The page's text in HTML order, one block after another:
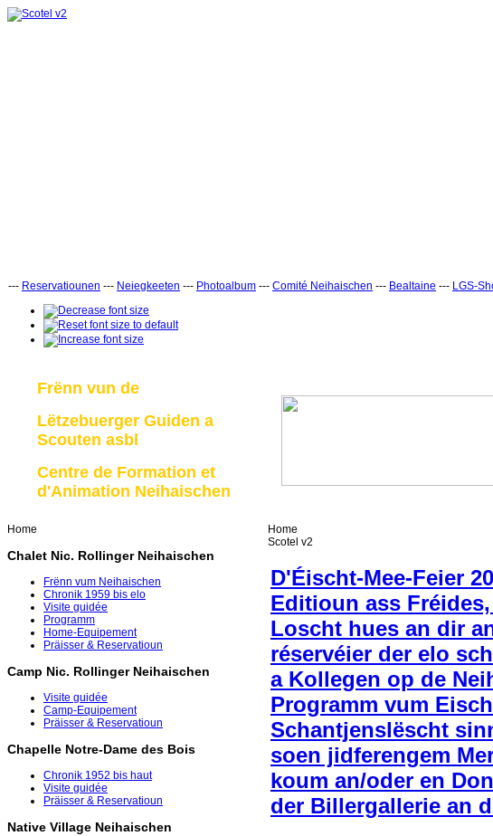
--- Reservatiounen --- Neiegkeeten --- Photoalbum --- Comité Neihaischen --- Bealtaine --- LGS-
Frënn vun de
Lëtzebuerger Guiden a
Scouten asbl
Centre de Formation et
d'Animation Neihaischen
Home
Chalet Nic. Rollinger Neihaischen
Frënn vum Neihaischen
Chronik 1959 bis elo
Visite guidée
Programm
Home-Equipement
Präisser & Reservatioun
Camp Nic. Rollinger Neihaischen
Visite guidée
Camp-Equipement
Präisser & Reservatioun
Chapelle Notre-Dame des Bois
Chronik 1952 bis haut
Visite guidée
Präisser & Reservatioun
Native Village Neihaischen
Home
Scotel v2
D'Éischt-Mee-Feier
Editioun ass
Loscht hues an dir
réservéier der elo
a Kollegen op de
Programm vum
Schantjenslëscht
soen jidferengem
koum an/oder en
der Billergallerie an